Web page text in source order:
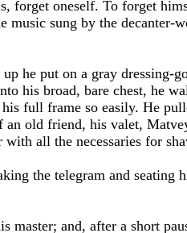
forget oneself. To forget
sung by the decanter-
he put on a gray dressing-
his broad, bare chest, he
full frame so easily. He
an old friend, his valet,
all the necessaries for
the telegram and seating
and, after a short